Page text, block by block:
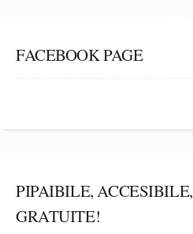
FACEBOOK PAGE
PIPAIBILE, ACCESIBILE,
GRATUITE!